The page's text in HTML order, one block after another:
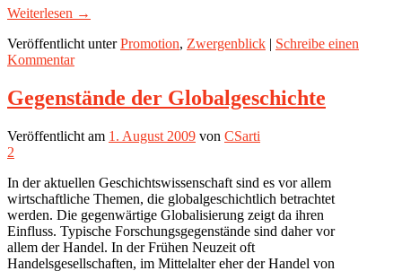
Weiterlesen →
Veröffentlicht unter Promotion, Zwergenblick | Schreibe einen
Kommentar
Gegenstände der Globalgeschichte
Veröffentlicht am 1. August 2009 von CSarti
2
In der aktuellen Geschichtswissenschaft sind es vor allem
wirtschaftliche Themen, die globalgeschichtlich betrachtet
werden. Die gegenwärtige Globalisierung zeigt da ihren
Einfluss. Typische Forschungsgegenstände sind daher vor
allem der Handel. In der Frühen Neuzeit oft
Handelsgesellschaften, im Mittelalter eher der Handel von